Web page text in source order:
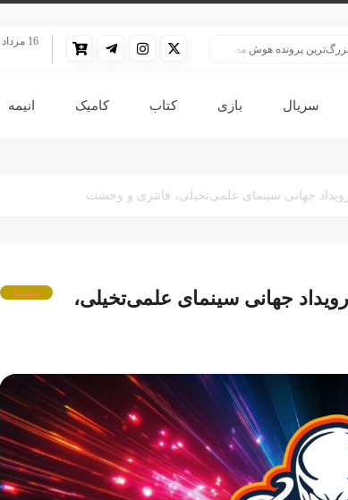
پرونده هوش مصنوعی
16 مرداد 1405
سریال بازی کتاب کامیک انیمه
۲۰۲۵؛ بزرگ‌ترین رویداد جهانی سینمای علمی‌تخیلی،
سینما